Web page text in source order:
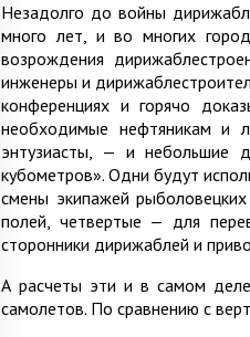
Незадолго до войны
много лет, и во многих
возрождения
инженеры и
конференциях и горячо
необходимые нефтяникам и
энтузиасты, — и небольшие
кубометров». Одни будут
смены экипажей
полей, четвертые — для
сторонники дирижаблей и
А расчеты эти и в самом
самолетов. По сравнению с